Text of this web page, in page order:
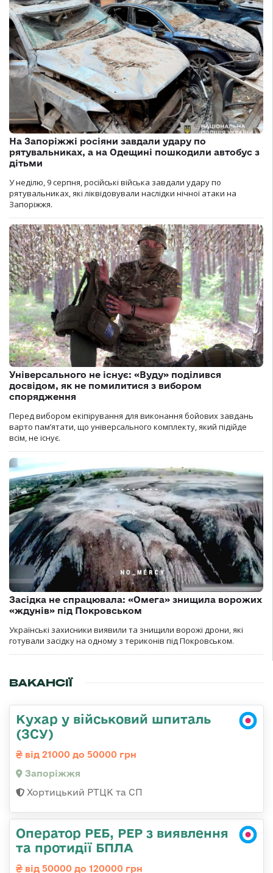
На Запоріжжі росіяни завдали удару по
рятувальниках, а на Одещині пошкодили автобус з
дітьми
У неділю, 9 серпня, російські війська завдали удару по
рятувальниках, які ліквідовували наслідки нічної атаки на
Запоріжжя.
Універсального не існує: «Вуду» поділився
досвідом, як не помилитися з вибором
спорядження
Перед вибором екіпірування для виконання бойових завдань
варто пам’ятати, що універсального комплекту, який підійде
всім, не існує.
Засідка не спрацювала: «Омега» знищила ворожих
«ждунів» під Покровськом
Українські захисники виявили та знищили ворожі дрони, які
готували засідку на одному з териконів під Покровськом.
ВАКАНСІЇ
Кухар у військовий шпиталь
(ЗСУ)
від 21000 до 50000 грн
Запоріжжя
Хортицький РТЦК та СП
Оператор РЕБ, РЕР з виявлення
та протидії БПЛА
від 50000 до 120000 грн